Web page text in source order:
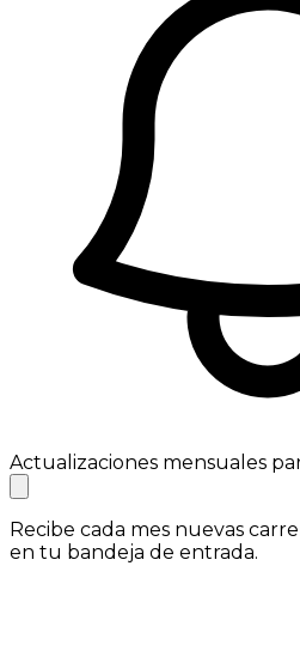
Actualizaciones mensuales
Recibe cada mes nuevas
en tu bandeja de entrada.